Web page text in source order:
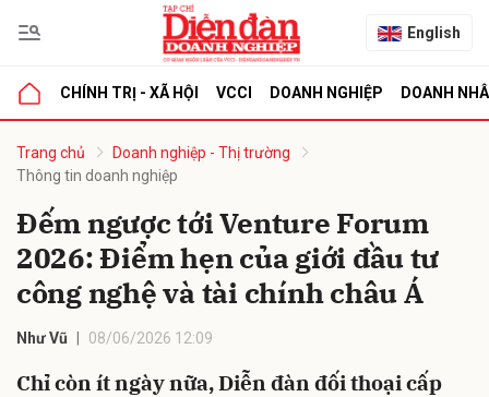
English
CHÍNH TRỊ - XÃ HỘI VCCI DOANH NGHIỆP DOANH
Trang chủ
Doanh nghiệp - Thị trường
Thông tin doanh nghiệp
Đếm ngược tới Venture Forum
2026: Điểm hẹn của giới đầu tư
công nghệ và tài chính châu Á
Như Vũ 08/06/2026 12:09
Chỉ còn ít ngày nữa, Diễn đàn đối thoại cấp
luận